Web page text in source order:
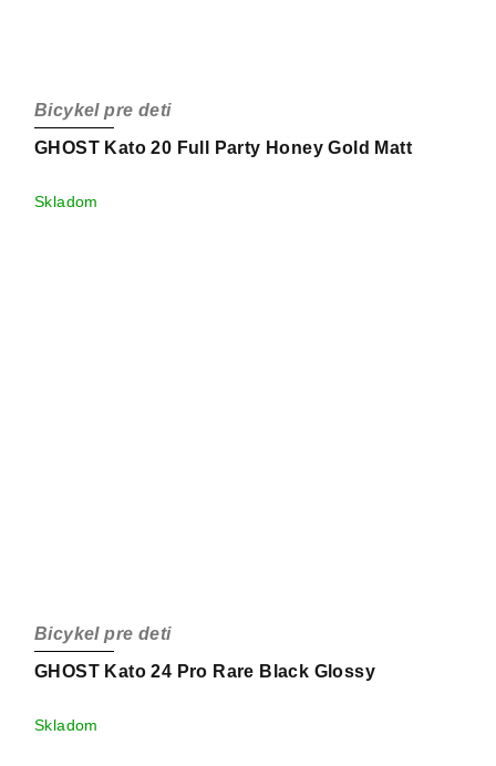
GHOST Kato 20 Full Party Honey Gold Matt
Bicykel pre deti
Skladom
GHOST Kato 24 Pro Rare Black Glossy
Bicykel pre deti
Skladom